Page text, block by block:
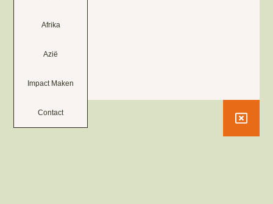
Afrika
Azië
Impact Maken
Contact